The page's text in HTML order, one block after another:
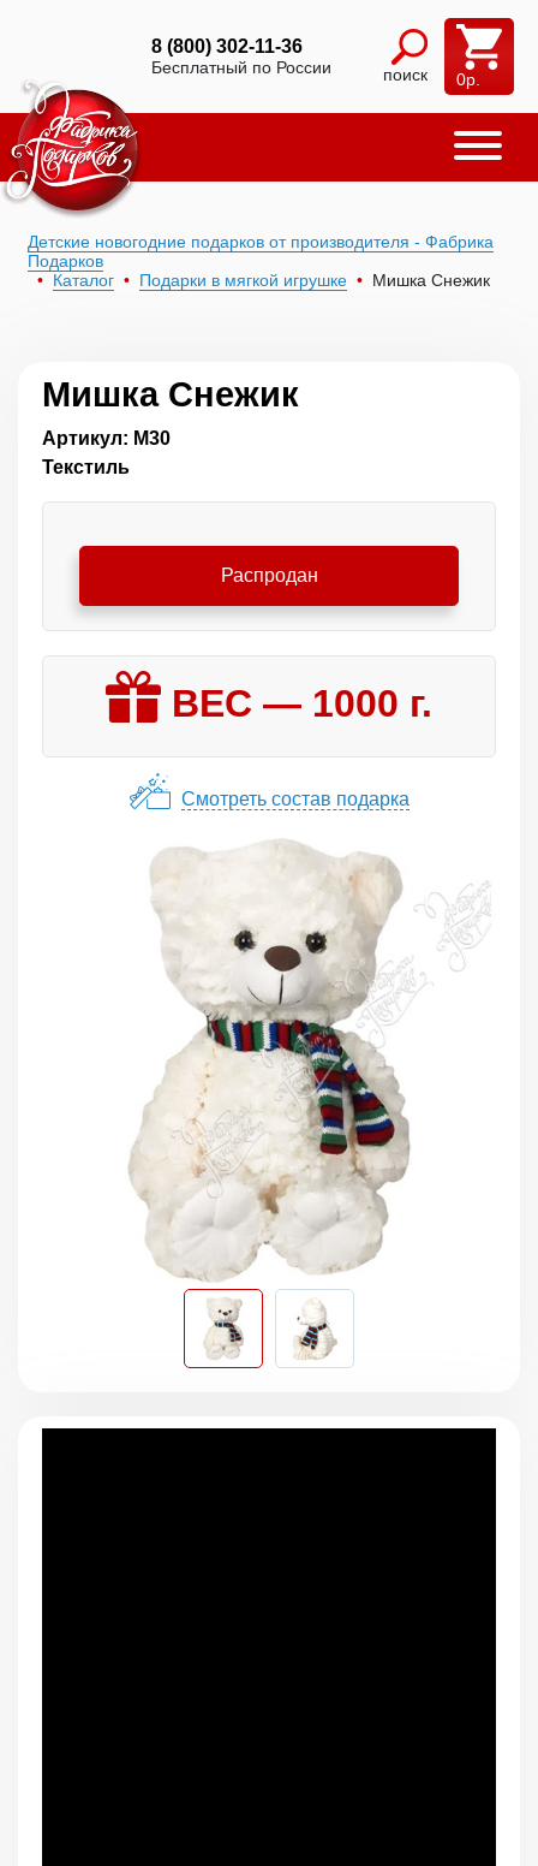
8 (800) 302-11-36
Бесплатный по России поиск 0р.
Детские новогодние подарков от производителя - Фабрика
Подарков
Каталог
Подарки в мягкой игрушке Мишка Снежик
Мишка Снежик
Артикул: М30
Текстиль
Распродан
ВЕС — 1000 г.
Смотреть состав подарка